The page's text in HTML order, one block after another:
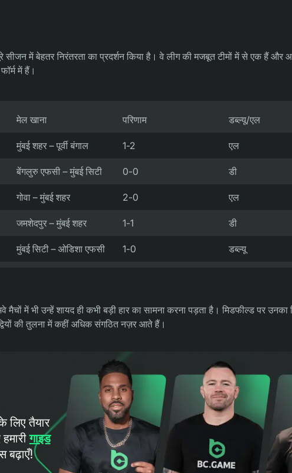
में बेहतर निरंतरता का प्रदर्शन किया है। वे लीग की मजबूत टीमों में से एक हैं और
में हैं।
मेल खाना परिणाम डब्ल्यू/एल
मुंबई शहर – पूर्वी बंगाल 1-2 एल
बेंगलुरु एफसी – मुंबई सिटी 0-0 डी
गोवा – मुंबई शहर 2-0 एल
जमशेदपुर – मुंबई शहर 1-1 डी
मुंबई सिटी – ओडिशा एफसी 1-0 डब्ल्यू
में भी उन्हें शायद ही कभी बड़ी हार का सामना करना पड़ता है। मिडफील्ड पर उनका
की तुलना में कहीं अधिक संगठित नज़र आते हैं।
लिए तैयार
गाइड
बढ़ाएँ!